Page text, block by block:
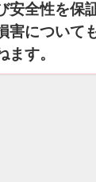
安全性を保
害について
す。